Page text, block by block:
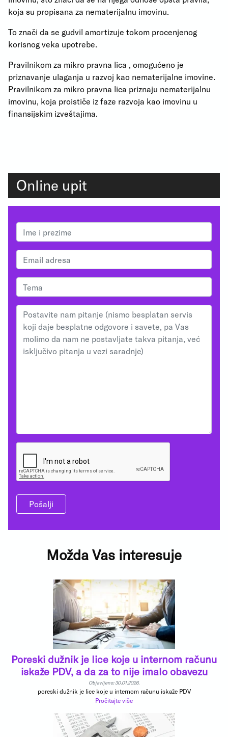
koja su propisana za nematerijalnu imovinu.
To znači da se gudvil amortizuje tokom procenjenog
korisnog veka upotrebe.
Pravilnikom za mikro pravna lica , omogućeno je
priznavanje ulaganja u razvoj kao nematerijalne imovine.
Pravilnikom za mikro pravna lica priznaju nematerijalnu
imovinu, koja proističe iz faze razvoja kao imovinu u
finansijskim izveštajima.
Online upit
Pošalji
Možda Vas interesuje
Poreski dužnik je lice koje u internom računu
iskaže PDV, a da za to nije imalo obavezu
Objavljeno: 30.01.2026.
poreski dužnik je lice koje u internom računu iskaže PDV
Pročitajte više